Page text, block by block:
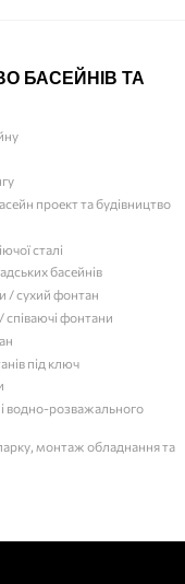
БАСЕЙНІВ ТА
проект та будівництво
сталі
басейнів
/ сухий фонтан
фонтани
під ключ
водно-розважального
монтаж обладнання та